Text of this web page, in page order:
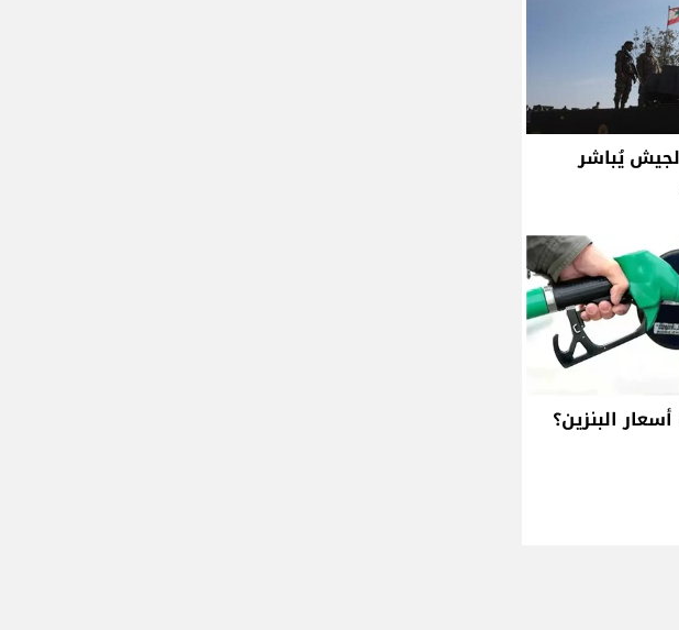
يُباشر
البنزين؟